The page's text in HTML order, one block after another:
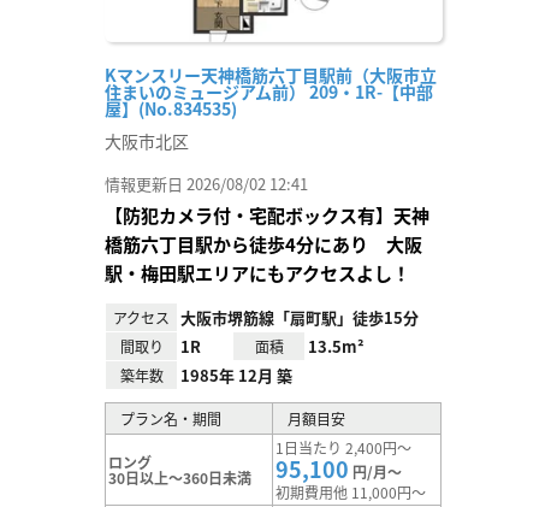
Kマンスリー天神橋筋六丁目駅前（大阪市立
住まいのミュージアム前） 209・1R-【中部
屋】(No.834535)
大阪市北区
情報更新日 2026/08/02 12:41
【防犯カメラ付・宅配ボックス有】天神
橋筋六丁目駅から徒歩4分にあり 大阪
駅・梅田駅エリアにもアクセスよし！
アクセス 大阪市堺筋線「扇町駅」徒歩15分
間取り 1R 面積 13.5m²
築年数 1985年 12月 築
プラン名・期間 月額目安
ロング
30日以上～360日未満
1日当たり 2,400円～
95,100 円/月～
初期費用他 11,000円～